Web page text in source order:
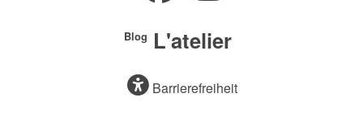
Blog L'atelier
Barrierefreiheit